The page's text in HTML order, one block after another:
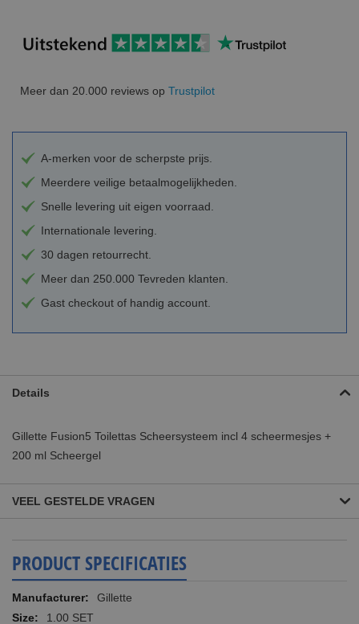
Meer dan 20.000 reviews op Trustpilot
A-merken voor de scherpste prijs.
Meerdere veilige betaalmogelijkheden.
Snelle levering uit eigen voorraad.
Internationale levering.
30 dagen retourrecht.
Meer dan 250.000 Tevreden klanten.
Gast checkout of handig account.
Details
Gillette Fusion5 Toilettas Scheersysteem incl 4 scheermesjes +
200 ml Scheergel
VEEL GESTELDE VRAGEN
PRODUCT SPECIFICATIES
Meer
informatie
Gillette
1.00 SET